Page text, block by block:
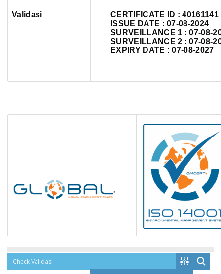
Validasi CERTIFICATE ID :40161141
ISSUE DATE : 07-08-2024
SURVEILLANCE 1 : 07-08-
SURVEILLANCE 2 : 07-08-
EXPIRY DATE : 07-08-2027